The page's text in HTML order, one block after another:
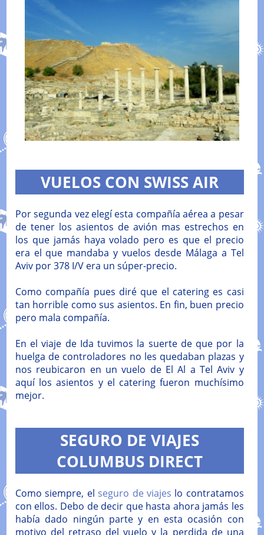
VUELOS CON SWISS AIR
Por segunda vez elegí esta compañía aérea a pesar
de tener los asientos de avión mas estrechos en
los que jamás haya volado pero es que el precio
era el que mandaba y vuelos desde Málaga a Tel
Aviv por 378 I/V era un súper-precio.
Como compañía pues diré que el catering es casi
tan horrible como sus asientos. En fin, buen precio
pero mala compañía.
En el viaje de Ida tuvimos la suerte de que por la
huelga de controladores no les quedaban plazas y
nos reubicaron en un vuelo de El Al a Tel Aviv y
aquí los asientos y el catering fueron muchísimo
mejor.
SEGURO DE VIAJES
COLUMBUS DIRECT
Como siempre, el seguro de viajes lo contratamos
con ellos. Debo de decir que hasta ahora jamás les
había dado ningún parte y en esta ocasión con
motivo del retraso del vuelo y la perdida de una